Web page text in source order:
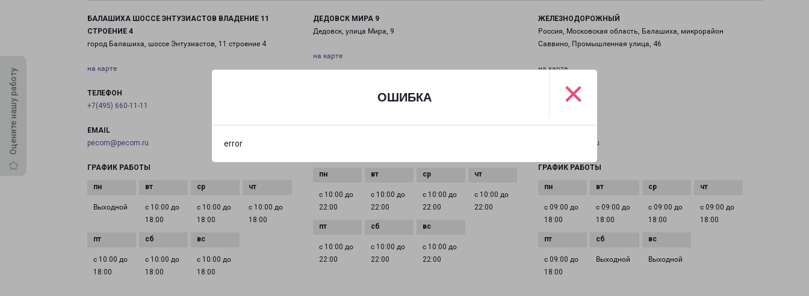
ОШИБКА
error
×
Оцените нашу работу
БАЛАШИХА ШОССЕ ЭНТУЗИАСТОВ ВЛАДЕНИЕ 11
СТРОЕНИЕ 4
город Балашиха, шоссе Энтузиастов, 11 строение 4
на карте
ТЕЛЕФОН
+7(495) 660-11-11
EMAIL
pecom@pecom.ru
ГРАФИК РАБОТЫ
Выходной
с 10:00 до
18:00
с 10:00 до
18:00
с 10:00 до
18:00
с 10:00 до
18:00
с 10:00 до
18:00
с 10:00 до
18:00
ДЕДОВСК МИРА 9
Дедовск, улица Мира, 9
на карте
с 10:00 до
22:00
с 10:00 до
22:00
с 10:00 до
22:00
с 10:00 до
22:00
с 10:00 до
22:00
с 10:00 до
22:00
с 10:00 до
22:00
ЖЕЛЕЗНОДОРОЖНЫЙ
Россия, Московская область, Балашиха, микрорайон
Саввино, Промышленная улица, 46
на карте
ТЕЛЕФОН
pecom@pecom.ru
ГРАФИК РАБОТЫ
с 09:00 до
18:00
с 09:00 до
18:00
с 09:00 до
18:00
с 09:00 до
18:00
с 09:00 до
18:00
Выходной Выходной